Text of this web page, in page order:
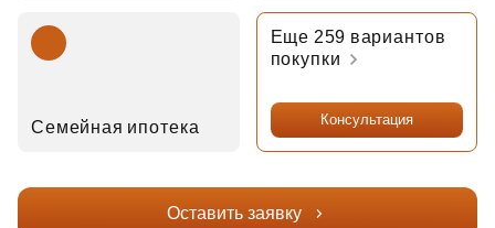
Семейная ипотека
Еще 259 вариантов
покупки
Консультация
Оставить заявку